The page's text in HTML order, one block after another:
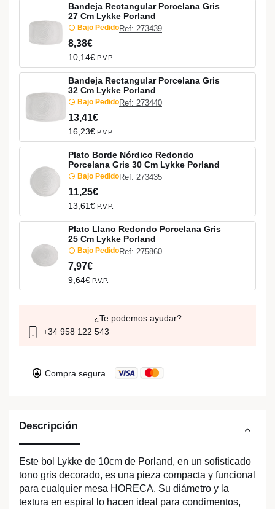
Descripción
Este bol Lykke de 10cm de Porland, en un sofisticado
tono gris decorado, es una pieza compacta y funcional
para cualquier mesa HORECA. Su diámetro y la
textura en espiral lo hacen ideal para condimentos,
Bandeja Rectangular Porcelana Gris
27 Cm Lykke Porland
Bajo PedidoRef: 273439
8,38€
10,14€ P.V.P.
Bandeja Rectangular Porcelana Gris
32 Cm Lykke Porland
Bajo PedidoRef: 273440
13,41€
16,23€ P.V.P.
Plato Borde Nórdico Redondo
Porcelana Gris 30 Cm Lykke Porland
Bajo PedidoRef: 273435
11,25€
13,61€ P.V.P.
Plato Llano Redondo Porcelana Gris
25 Cm Lykke Porland
Bajo PedidoRef: 275860
7,97€
9,64€ P.V.P.
¿Te podemos ayudar?
+34 958 122 543
Compra segura